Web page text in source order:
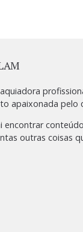
apaixonada pelo
encontrar
outras coisas